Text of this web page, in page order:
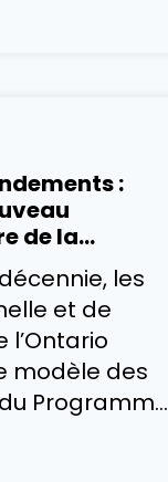
avec
du
et des
tard
:
de la
d’enfants
les
et de
l’Ontario
modèle des
Programme
a été
par